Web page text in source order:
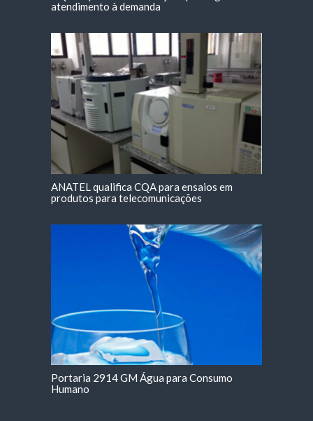
atendimento à demanda
ANATEL qualifica CQA para ensaios em
produtos para telecomunicações
Portaria 2914 GM Água para Consumo
Humano